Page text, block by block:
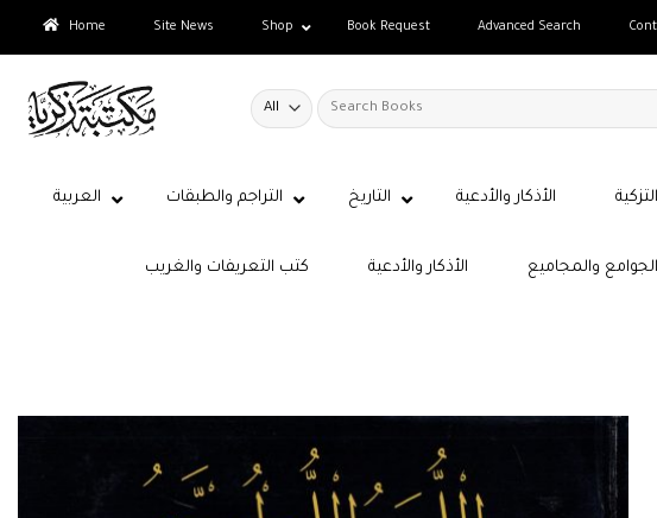
Home Site News Shop Book Request Advanced Search
Search
for:
الأذكار والأدعية التاريخ التراجم والطبقات العربية
كتب التعريفات والغريب الأذكار والأدعية الجوامع والمجاميع